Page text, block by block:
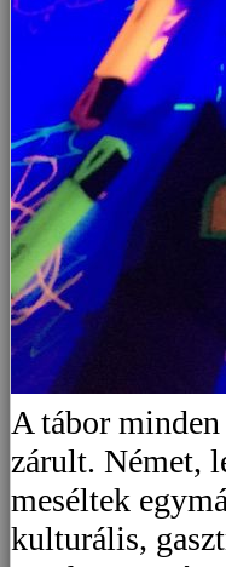
A tábor
zárult. Német,
meséltek
kulturális,